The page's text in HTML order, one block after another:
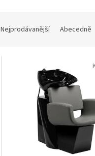
Nejprodávanější Abecedně